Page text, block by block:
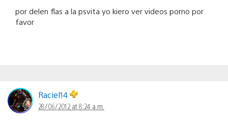
por delen flas a la psvita yo kiero ver videos porno por
favor
Raciel14
28/06/2012 at 8:24 a.m.